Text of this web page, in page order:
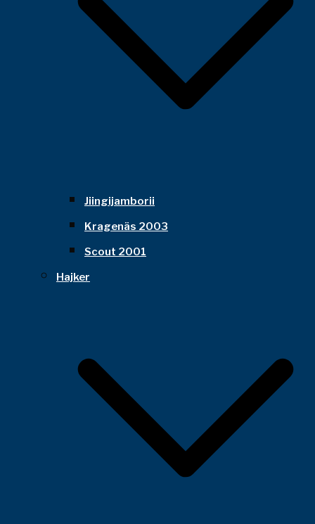
Jiingijamborii
Kragenäs 2003
Scout 2001
Hajker